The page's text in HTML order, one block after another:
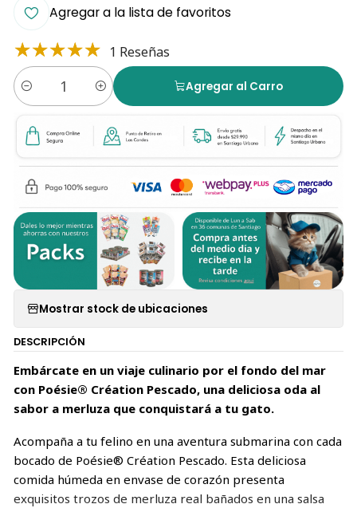
Agregar a la lista de favoritos
1 Reseñas
Cantidad
Agregar al Carro
Mostrar stock de ubicaciones
DESCRIPCIÓN
Embárcate en un viaje culinario por el fondo del mar
con Poésie® Création Pescado, una deliciosa oda al
sabor a merluza que conquistará a tu gato.
Acompaña a tu felino en una aventura submarina con cada
bocado de Poésie® Création Pescado. Esta deliciosa
comida húmeda en envase de corazón presenta
exquisitos trozos de merluza real bañados en una salsa